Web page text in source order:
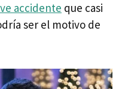
accidente que casi
ser el motivo de